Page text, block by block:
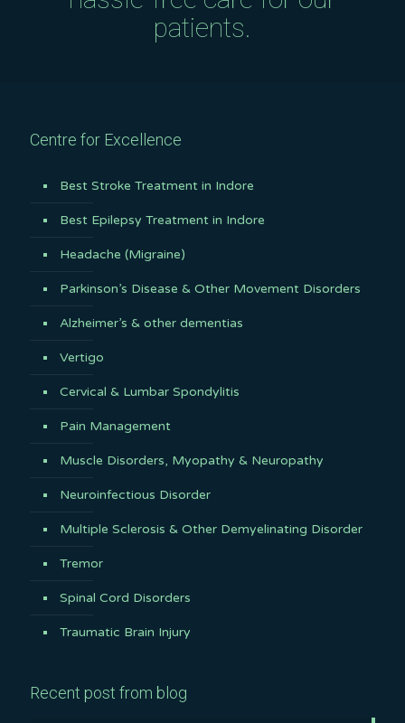
patients.
Centre for Excellence
Best Stroke Treatment in Indore
Best Epilepsy Treatment in Indore
Headache (Migraine)
Parkinson’s Disease & Other Movement Disorders
Alzheimer’s & other dementias
Vertigo
Cervical & Lumbar Spondylitis
Pain Management
Muscle Disorders, Myopathy & Neuropathy
Neuroinfectious Disorder
Multiple Sclerosis & Other Demyelinating Disorder
Tremor
Spinal Cord Disorders
Traumatic Brain Injury
Recent post from blog